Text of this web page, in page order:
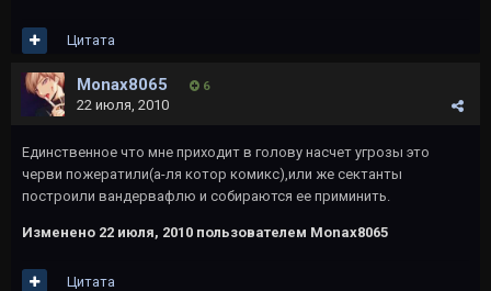
Цитата
Monax8065 6
22 июля, 2010
Единственное что мне приходит в голову насчет угрозы это
черви пожератили(а-ля котор комикс),или же сектанты
построили вандервафлю и собираются ее приминить.
Изменено 22 июля, 2010 пользователем Monax8065
Цитата